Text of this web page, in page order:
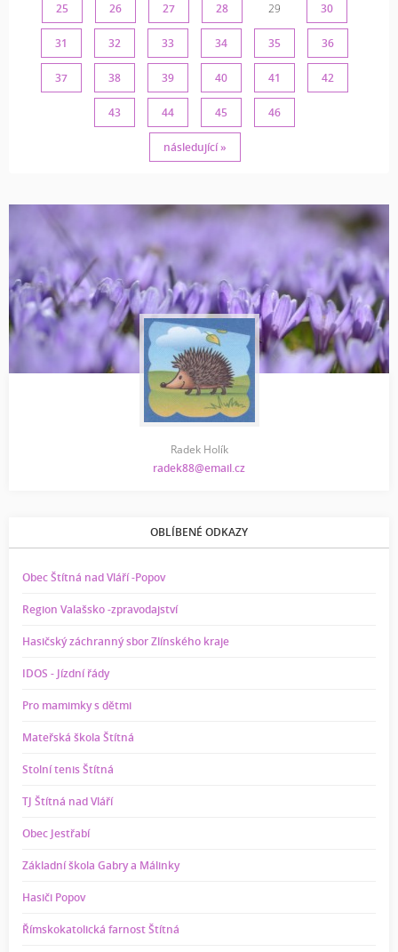
25 26 27 28 29 30
31 32 33 34 35 36
37 38 39 40 41 42
43 44 45 46
následující »
Radek Holík
radek88@email.cz
OBLÍBENÉ ODKAZY
Obec Štítná nad Vláří -Popov
Region Valašsko -zpravodajství
Hasičský záchranný sbor Zlínského kraje
IDOS - Jízdní řády
Pro mamimky s dětmi
Mateřská škola Štítná
Stolní tenis Štítná
TJ Štítná nad Vláří
Obec Jestřabí
Základní škola Gabry a Málinky
Hasiči Popov
Římskokatolická farnost Štítná